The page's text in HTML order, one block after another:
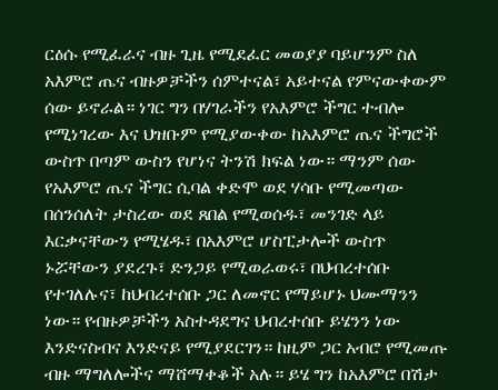
ርዕሱ የሚፈራና ብዙ ጊዜ የሚደፈር መወያያ ባይሆንም ስለ
አእምሮ ጤና ብዙዎቻችን ሰምተናል፣ አይተናል የምናውቀውም
ሰው ይኖራል። ነገር ግን በሃገራችን የአእምሮ ችግር ተብሎ
የሚነገረው እና ህዝቡም የሚያውቀው ከአእምሮ ጤና ችግሮች
ውስጥ በጣም ውስን የሆነና ትንሽ ክፍል ነው። ማንም ሰው
የአእምሮ ጤና ችግር ሲባል ቀድሞ ወደ ሃሳቡ የሚመጣው
በሰንሰለት ታስረው ወደ ጸበል የሚወሰዱ፣ መንገድ ላይ
እርቃናቸውን የሚሄዱ፣ በአእምሮ ሆስፒታሎች ውስጥ
ኑሯቸውን ያደረጉ፣ ድንጋይ የሚወራወሩ፣ በህብረተሰቡ
የተገለሉና፣ ከህብረተሰቡ ጋር ለመኖር የማይሆኑ ህሙማንን
ነው። የብዙዎቻችን አስተዳደግና ህብረተሰቡ ይሄንን ነው
እንድናስብና እንድናይ የሚያደርገን። ከዚም ጋር አብሮ የሚመጡ
ብዙ ማግለሎችና ማሸማቀቆች አሉ። ይሄ ግን ከአእምሮ በሽታ